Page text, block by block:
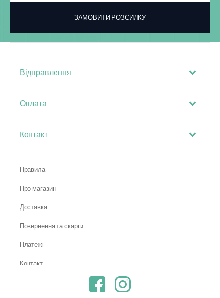
ЗАМОВИТИ РОЗСИЛКУ
Відправлення
Оплата
Контакт
Правила
Про магазин
Доставка
Повернення та скарги
Платежі
Контакт